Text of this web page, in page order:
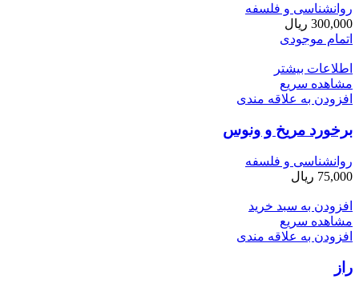
روانشناسی و فلسفه
300,000 ریال
اتمام موجودی
اطلاعات بیشتر
مشاهده سریع
افزودن به علاقه مندی
برخورد مریخ و ونوس
روانشناسی و فلسفه
75,000 ریال
افزودن به سبد خرید
مشاهده سریع
افزودن به علاقه مندی
راز